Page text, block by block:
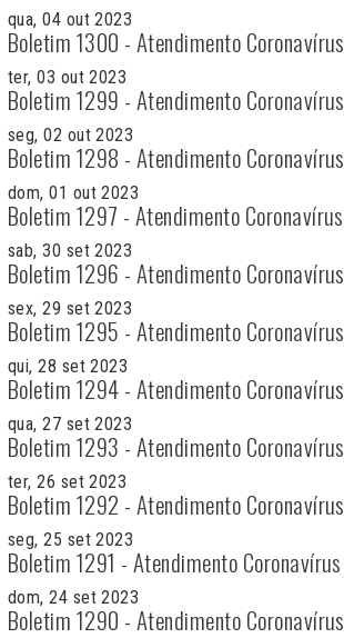
qua, 04 out 2023
Boletim 1300 - Atendimento Coronavírus
ter, 03 out 2023
Boletim 1299 - Atendimento Coronavírus
seg, 02 out 2023
Boletim 1298 - Atendimento Coronavírus
dom, 01 out 2023
Boletim 1297 - Atendimento Coronavírus
sab, 30 set 2023
Boletim 1296 - Atendimento Coronavírus
sex, 29 set 2023
Boletim 1295 - Atendimento Coronavírus
qui, 28 set 2023
Boletim 1294 - Atendimento Coronavírus
qua, 27 set 2023
Boletim 1293 - Atendimento Coronavírus
ter, 26 set 2023
Boletim 1292 - Atendimento Coronavírus
seg, 25 set 2023
Boletim 1291 - Atendimento Coronavírus
dom, 24 set 2023
Boletim 1290 - Atendimento Coronavírus